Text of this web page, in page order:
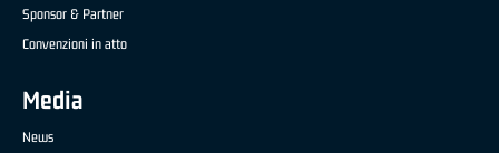
Sponsor & Partner
Convenzioni in atto
Media
News